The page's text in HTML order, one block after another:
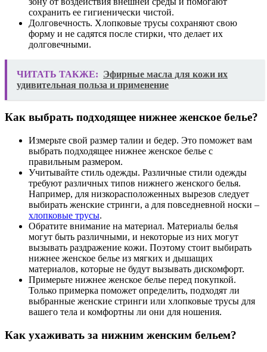
сохранить ее гигиенически чистой.
Долговечность. Хлопковые трусы сохраняют свою
форму и не садятся после стирки, что делает их
долговечными.
ЧИТАТЬ ТАКЖЕ: Эфирные масла для кожи их
удивительная польза и применение
Как выбрать подходящее нижнее женское белье?
Измерьте свой размер талии и бедер. Это поможет вам
выбрать подходящее нижнее женское белье с
правильным размером.
Учитывайте стиль одежды. Различные стили одежды
требуют различных типов нижнего женского белья.
Например, для низкорасположенных вырезов следует
выбирать женские стринги, а для повседневной носки –
хлопковые трусы.
Обратите внимание на материал. Материалы белья
могут быть различными, и некоторые из них могут
вызывать раздражение кожи. Поэтому стоит выбирать
нижнее женское белье из мягких и дышащих
материалов, которые не будут вызывать дискомфорт.
Примерьте нижнее женское белье перед покупкой.
Только примерка поможет определить, подходят ли
выбранные женские стринги или хлопковые трусы для
вашего тела и комфортны ли они для ношения.
Как ухаживать за нижним женским бельем?